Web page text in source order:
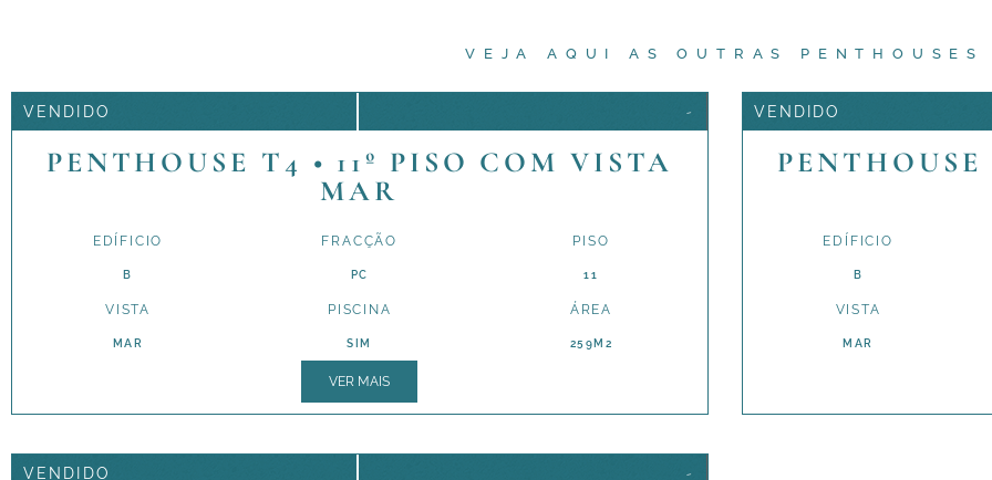
VEJA AQUI AS OUTRAS PENTHOUSES
VENDIDO -
PENTHOUSE T4 • 11º PISO COM VISTA
MAR
EDÍFICIO
B
FRACÇÃO
PC
PISO
11
VISTA
MAR
PISCINA
SIM
ÁREA
259M2
VER MAIS
VENDIDO
EDÍFICIO
B
VISTA
MAR
VENDIDO -